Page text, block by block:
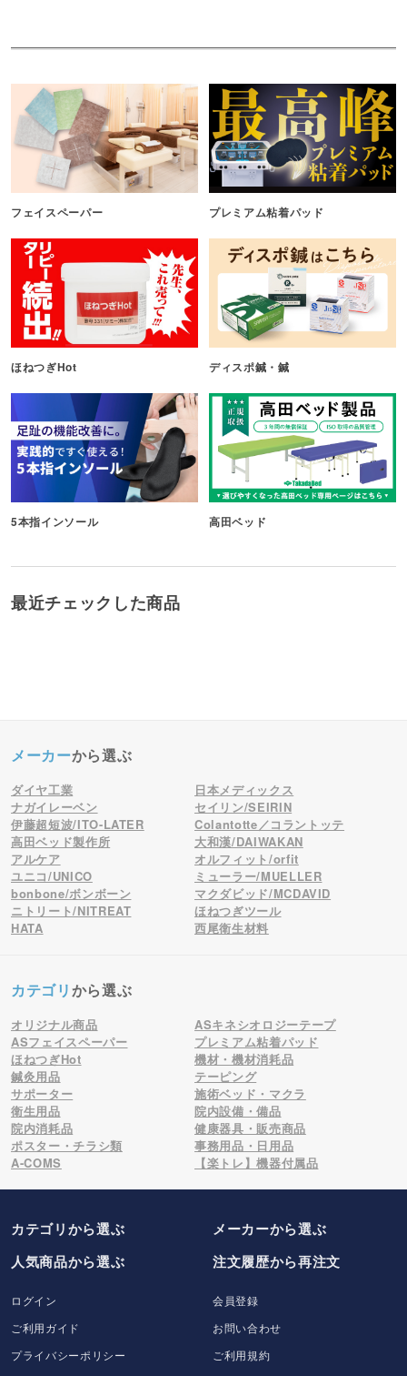
フェイスペーパー プレミアム粘着パッド
ほねつぎHot ディスポ鍼・鍼
5本指インソール 高田ベッド
最近チェックした商品
メーカーから選ぶ
ダイヤ工業
日本メディックス
ナガイレーベン
セイリン/SEIRIN
伊藤超短波/ITO-LATER
Colantotte／コラントッテ
高田ベッド製作所
大和漢/DAIWAKAN
アルケア
オルフィット/orfit
ユニコ/UNICO
ミューラー/MUELLER
bonbone/ボンボーン
マクダビッド/MCDAVID
ニトリート/NITREAT
ほねつぎツール
HATA
西尾衛生材料
カテゴリから選ぶ
オリジナル商品
ASキネシオロジーテープ
ASフェイスペーパー
プレミアム粘着パッド
ほねつぎHot
機材・機材消耗品
鍼灸用品
テーピング
サポーター
施術ベッド・マクラ
衛生用品
院内設備・備品
院内消耗品
健康器具・販売商品
ポスター・チラシ類
事務用品・日用品
A-COMS
【楽トレ】機器付属品
カテゴリから選ぶ メーカーから選ぶ
人気商品から選ぶ
注文履歴から再注文
ログイン
会員登録
ご利用ガイド
お問い合わせ
プライバシーポリシー
ご利用規約